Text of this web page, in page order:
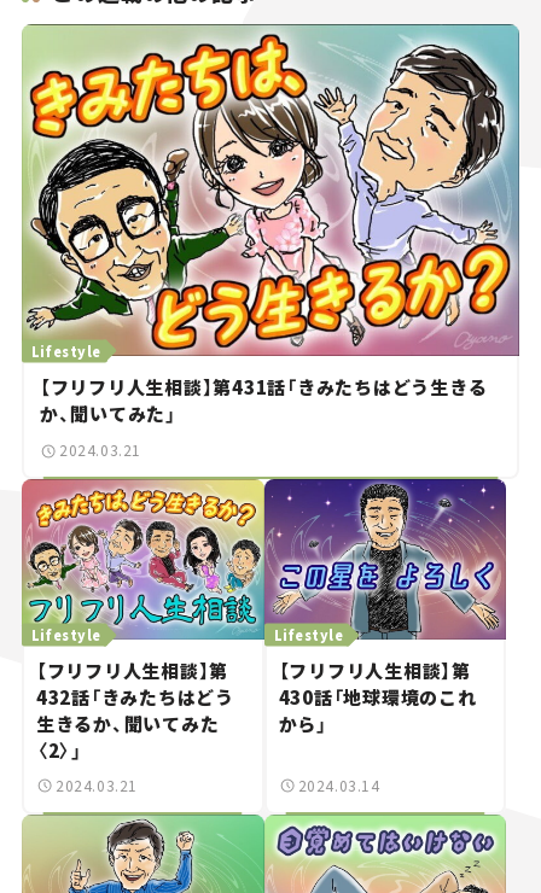
Lifestyle
【フリフリ人生相談】第431話「きみたちはどう生きる
か、聞いてみた」
2024.03.21
Lifestyle
【フリフリ人生相談】第
432話「きみたちはどう
生きるか、聞いてみた
〈2〉」
2024.03.21
Lifestyle
【フリフリ人生相談】第
430話「地球環境のこれ
から」
2024.03.14